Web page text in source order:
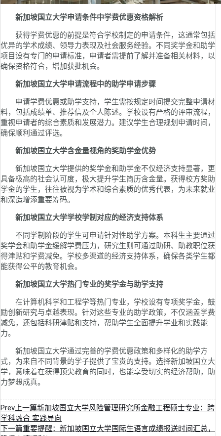
新加坡国立大学申请条件中学费优惠资格解析
获得学费优惠的前提是符合学校制定的申请条件，这通常包括
优异的学术成绩、领导力表现及社会服务经验。不同奖学金和助学
项目设有专门的申请标准，申请者需提前了解并准备相关材料，以
确保资格符合，增加获批机会。
新加坡国立大学申请流程中的助学申请步骤
申请学费优惠或助学支持，学生需按规定时间提交完整申请材
料，包括成绩单、推荐信及个人陈述。学校设有严格的评审流程，
重视申请者的综合素质和发展潜力。建议学生合理规划申请时间，
确保顺利通过评选。
新加坡国立大学含金量视角的奖助学金优势
新加坡国立大学提供的奖学金和助学金不仅经济支持显著，更
具备极高的社会认可度，极大提升学生简历含金量。获得校方奖助
学金的学生，往往被视为学术和综合素质的优秀代表，为未来就业
和深造增添重要筹码。
新加坡国立大学学校学制对应的经济支持体系
不同学制阶段的学生可申请针对性助学方案。本科生主要通过
奖学金和助学金缓解学费压力，研究生则可通过助研、助教职位获
得津贴和学费减免。学校多渠道的经济支持体系，确保各类学生都
能获得公平的教育机会。
新加坡国立大学热门专业的奖学金与助学支持
在计算机科学和工程学等热门专业，学校设有专项奖学金，鼓
励创新研究与卓越表现。针对这些专业的助学政策，不仅涵盖学费
减免，还包括科研津贴和支持，帮助学生全面提升学业和实践能
力。
新加坡国立大学通过完善的学费优惠政策和多样化的助学方
式，为来自不同背景的学子提供了宝贵的支持。选择新加坡国立大
学，意味着在获得顶尖教育的同时，也能享受切实的经济帮助，助
力梦想成真。
Prev上一篇新加坡国立大学风险管理研究所金融工程硕士专业：跨
学科融合 实践导向
下一篇重要提醒：新加坡国立大学国际生语言成绩报送时间汇总，